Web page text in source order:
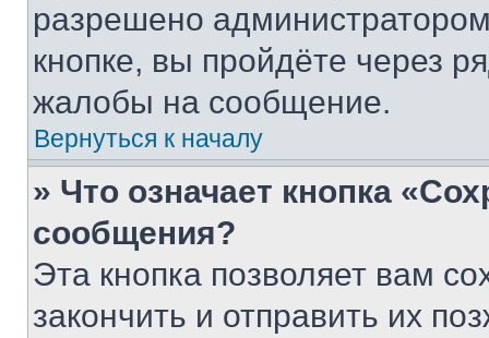
разрешено
кнопке, вы пройдёте через
жалобы на сообщение.
Вернуться к началу
» Что означает кнопка
сообщения?
Эта кнопка позволяет вам
закончить и отправить их